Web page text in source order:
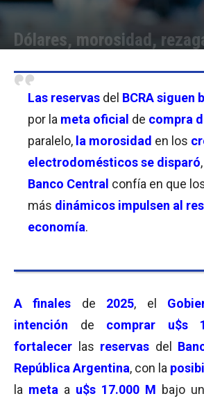
Dólares, morosidad,
Las reservas del BCRA siguen
por la meta oficial de compra
paralelo, la morosidad en los
electrodomésticos se disparó
Banco Central confía en que
más dinámicos impulsen al
economía.
A finales de 2025, el
intención
de comprar u$s
fortalecer
las reservas del
República Argentina, con la
la meta a u$s 17.000 M bajo un